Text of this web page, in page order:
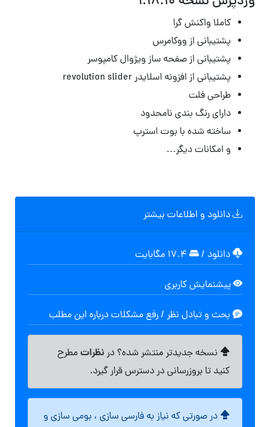
کاملا واکنش گرا
پشتیبانی از ووکامرس
پشتیبانی از صفحه ساز ویژوال کامپوسر
پشتیبانی از افزونه اسلایدر revolution slider
طراحی فلت
دارای رنگ بندی نامحدود
ساخته شده با بوت استرپ
و امکانات دیگر…
دانلود و اطلاعات بیشتر
دانلود /
پیشنمایش کاربری
بحث و تبادل نظر / رفع مشکلات درباره این مطلب
نسخه جدیدتر منتشر شده؟ درنظراتمطرح
کنید تا بروزرسانی در دسترس قرار گیرد.
در صورتی که نیاز به فارسی سازی ، بومی سازی و